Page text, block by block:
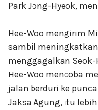
Park Jong-Hyeok,
Hee-Woo mengirim
sambil
menggagalkan
Hee-Woo mencoba
jalan berduri ke
Jaksa Agung, itu